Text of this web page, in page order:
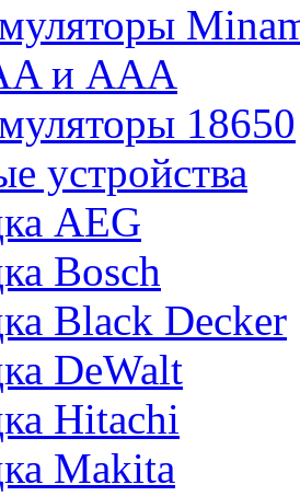
и AAA
18650
устройства
AEG
Bosch
Black Decker
DeWalt
Hitachi
Makita